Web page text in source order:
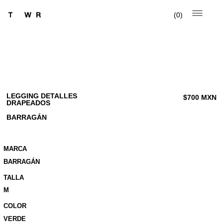
0
LEGGING DETALLES
DRAPEADOS
BARRAGÁN
$700MXN
MARCA
BARRAGÁN
TALLA
M
COLOR
VERDE